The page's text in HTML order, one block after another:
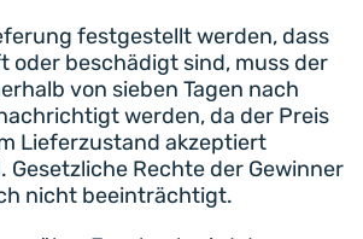
festgestellt werden, dass
oder beschädigt sind, muss der
von sieben Tagen nach
werden, da der Preis
Lieferzustand akzeptiert
Gesetzliche Rechte der Gewinner
nicht beeinträchtigt.